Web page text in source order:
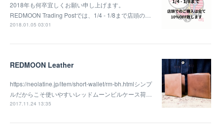
2018年も何卒宜しくお願い申し上げます。
REDMOON Trading Postでは、1/4 - 1/8まで店頭の…
2018.01.05 03:01
REDMOON Leather
https://neolatine.jp/item/short-wallet/rm-bh.htmlシンプ
ルだからこそ使いやすいレッドムーンビルケース荷…
2017.11.24 13:35